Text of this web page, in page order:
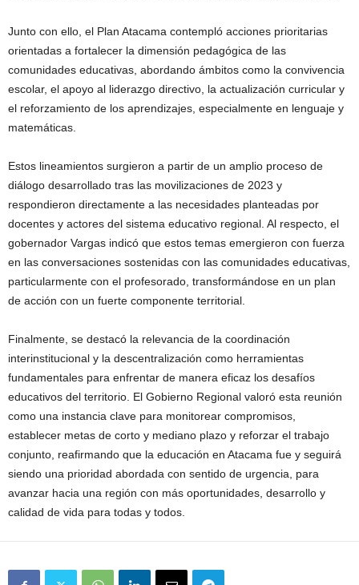
Junto con ello, el Plan Atacama contempló acciones prioritarias
orientadas a fortalecer la dimensión pedagógica de las
comunidades educativas, abordando ámbitos como la convivencia
escolar, el apoyo al liderazgo directivo, la actualización curricular y
el reforzamiento de los aprendizajes, especialmente en lenguaje y
matemáticas.
Estos lineamientos surgieron a partir de un amplio proceso de
diálogo desarrollado tras las movilizaciones de 2023 y
respondieron directamente a las necesidades planteadas por
docentes y actores del sistema educativo regional. Al respecto, el
gobernador Vargas indicó que estos temas emergieron con fuerza
en las conversaciones sostenidas con las comunidades educativas,
particularmente con el profesorado, transformándose en un plan
de acción con un fuerte componente territorial.
Finalmente, se destacó la relevancia de la coordinación
interinstitucional y la descentralización como herramientas
fundamentales para enfrentar de manera eficaz los desafíos
educativos del territorio. El Gobierno Regional valoró esta reunión
como una instancia clave para monitorear compromisos,
establecer metas de corto y mediano plazo y reforzar el trabajo
conjunto, reafirmando que la educación en Atacama fue y seguirá
siendo una prioridad abordada con sentido de urgencia, para
avanzar hacia una región con más oportunidades, desarrollo y
calidad de vida para todas y todos.